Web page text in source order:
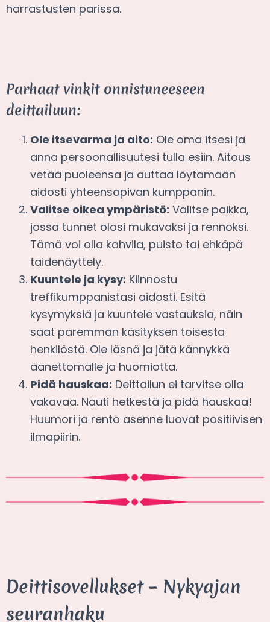
harrastusten parissa.
Parhaat vinkit onnistuneeseen
deittailuun:
Ole itsevarma ja aito: Ole oma itsesi ja
anna persoonallisuutesi tulla esiin. Aitous
vetää puoleensa ja auttaa löytämään
aidosti yhteensopivan kumppanin.
Valitse oikea ympäristö: Valitse paikka,
jossa tunnet olosi mukavaksi ja rennoksi.
Tämä voi olla kahvila, puisto tai ehkäpä
taidenäyttely.
Kuuntele ja kysy: Kiinnostu
treffikumppanistasi aidosti. Esitä
kysymyksiä ja kuuntele vastauksia, näin
saat paremman käsityksen toisesta
henkilöstä. Ole läsnä ja jätä kännykkä
äänettömälle ja huomiotta.
Pidä hauskaa: Deittailun ei tarvitse olla
vakavaa. Nauti hetkestä ja pidä hauskaa!
Huumori ja rento asenne luovat positiivisen
ilmapiirin.
Deittisovellukset – Nykyajan
seuranhaku